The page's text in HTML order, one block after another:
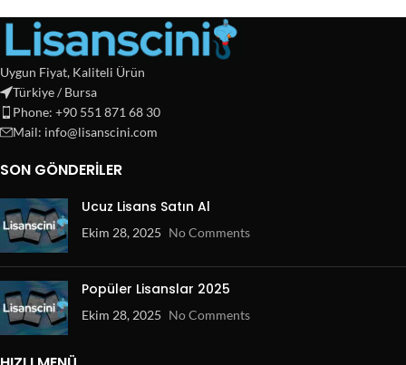
Uygun Fiyat, Kaliteli Ürün
Türkiye / Bursa
Phone: +90 551 871 68 30
Mail: info@lisanscini.com
SON GÖNDERILER
Ucuz Lisans Satın Al
Ekim 28, 2025 No Comments
Popüler Lisanslar 2025
Ekim 28, 2025 No Comments